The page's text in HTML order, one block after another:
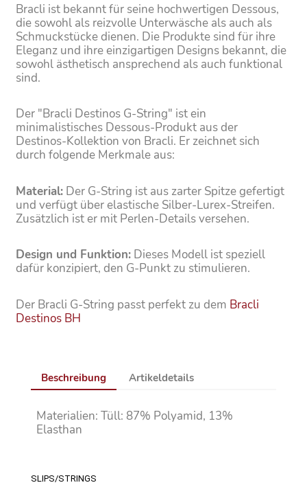
Bracli ist bekannt für seine hochwertigen Dessous,
die sowohl als reizvolle Unterwäsche als auch als
Schmuckstücke dienen. Die Produkte sind für ihre
Eleganz und ihre einzigartigen Designs bekannt, die
sowohl ästhetisch ansprechend als auch funktional
sind.
Der "Bracli Destinos G-String" ist ein
minimalistisches Dessous-Produkt aus der
Destinos-Kollektion von Bracli. Er zeichnet sich
durch folgende Merkmale aus:
Material: Der G-String ist aus zarter Spitze gefertigt
und verfügt über elastische Silber-Lurex-Streifen.
Zusätzlich ist er mit Perlen-Details versehen.
Design und Funktion: Dieses Modell ist speziell
dafür konzipiert, den G-Punkt zu stimulieren.
Der Bracli G-String passt perfekt zu dem Bracli
Destinos BH
Beschreibung Artikeldetails
Materialien: Tüll: 87% Polyamid, 13%
Elasthan
SLIPS/STRINGS